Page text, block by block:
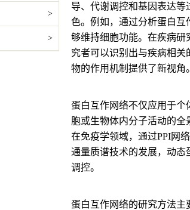
>
>
导、代谢调控和基因表达等
色。例如，通过分析蛋白互
够维持细胞功能。在疾病研
究者可以识别出与疾病相
物的作用机制提供了新视角
蛋白互作网络不仅应用于个
胞或生物体内分子活动的全
在免疫学领域，通过PPI网
通量质谱技术的发展，动态
调控。
蛋白互作网络的研究方法主